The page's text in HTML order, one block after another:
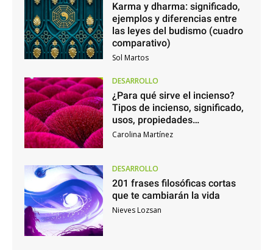
Karma y dharma: significado,
ejemplos y diferencias entre
las leyes del budismo (cuadro
comparativo)
Sol Martos
DESARROLLO
¿Para qué sirve el incienso?
Tipos de incienso, significado,
usos, propiedades…
Carolina Martínez
DESARROLLO
201 frases filosóficas cortas
que te cambiarán la vida
Nieves Lozsan